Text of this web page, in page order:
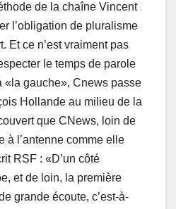
de la chaîne Vincent
l’obligation de pluralisme
Et ce n’est vraiment pas
le temps de parole
«la gauche», Cnews passe
Hollande au milieu de la
que CNews, loin de
à l’antenne comme elle
RSF : «D’un côté
et de loin, la première
grande écoute, c’est-à-